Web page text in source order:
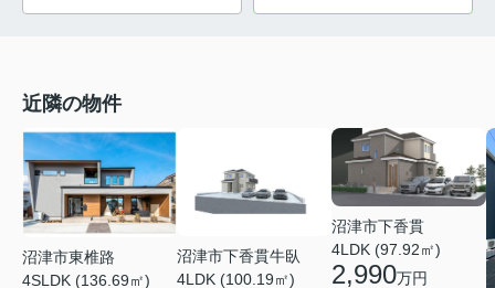
近隣の物件
沼津市東椎路
4SLDK (136.69㎡)
沼津市下香貫牛臥
4LDK (100.19㎡)
沼津市下香貫
4LDK (97.92㎡)
2,990万円